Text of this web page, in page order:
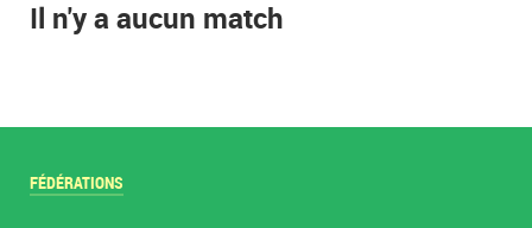
Il n'y a aucun match
FÉDÉRATIONS